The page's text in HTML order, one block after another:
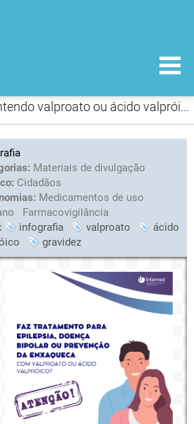
Medicamentos contendo valproato ou ácido valpróico: medidas para evitar a exposição na gravidez e a exposição paterna antes da conceção
Materiais de divulgação
Cidadãos
Medicamentos de uso
Farmacovigilância
infografia valproato
ácido
gravidez